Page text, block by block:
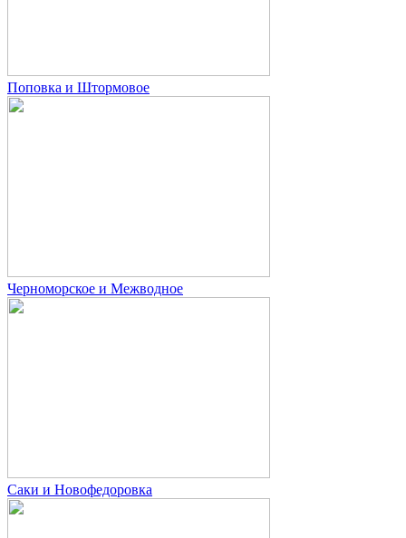
Поповка и Штормовое
Черноморское и Межводное
Саки и Новофедоровка